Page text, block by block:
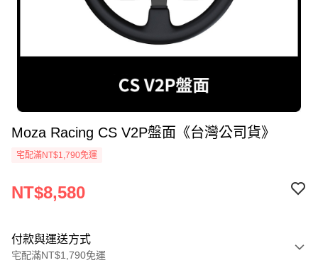
Moza Racing CS V2P盤面《台灣公司貨》
宅配滿NT$1,790免運
NT$8,580
付款與運送方式
宅配滿NT$1,790免運